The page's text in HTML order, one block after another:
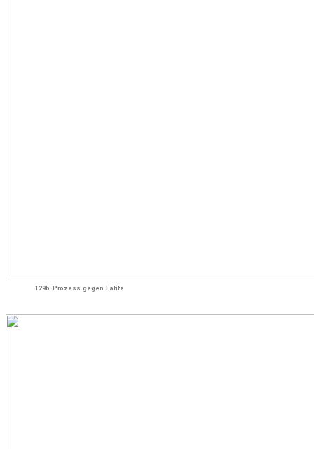
129b-Prozess gegen Latife